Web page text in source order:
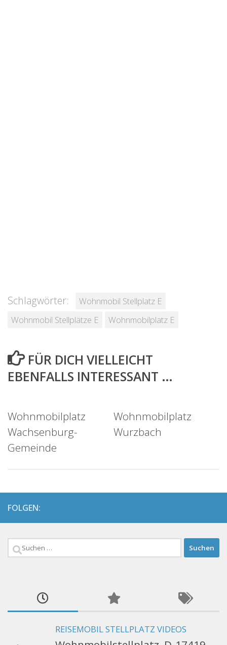
Schlagwörter:
Wohnmobil Stellplatz E
Wohnmobil Stellplätze E
Wohnmobilplatz E
FÜR DICH VIELLEICHT
EBENFALLS INTERESSANT …
Wohnmobilplatz
Wachsenburg-
Gemeinde
Wohnmobilplatz
Wurzbach
FOLGEN:
Suchen
REISEMOBIL STELLPLATZ VIDEOS